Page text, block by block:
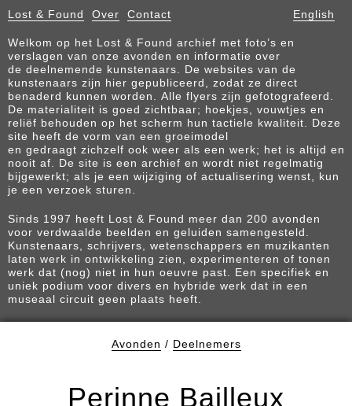
Lost & Found Over Contact English
Welkom op het Lost & Found archief met foto’s en
verslagen van onze avonden en informatie over
de deelnemende kunstenaars. De websites van de
kunstenaars zijn hier gepubliceerd, zodat ze direct
benaderd kunnen worden. Alle flyers zijn gefotografeerd.
De materialiteit is goed zichtbaar; hoekjes, vouwtjes en
reliëf behouden op het scherm hun tactiele kwaliteit. Deze
site heeft de vorm van een groeimodel
en gedraagt zichzelf ook weer als een werk; het is altijd en
nooit af. De site is een archief en wordt niet regelmatig
bijgewerkt; als je een wijziging of actualisering wenst, kun
je een verzoek sturen.
Sinds 1997 heeft Lost & Found meer dan 200 avonden
voor verdwaalde beelden en geluiden samengesteld.
Kunstenaars, schrijvers, wetenschappers en muzikanten
laten werk in ontwikkeling zien, experimenteren of tonen
werk dat (nog) niet in hun oeuvre past. Een specifiek en
uniek podium voor divers en hybride werk dat in een
museaal circuit geen plaats heeft.
Avonden / Deelnemers
Perinne Bailleux